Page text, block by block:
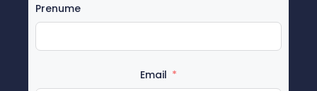
Prenume
Email